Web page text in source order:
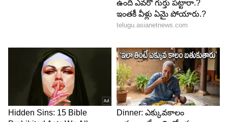
Image Credit : Our Own
రాజకీయ విమర్శలు
అలాంటి హీరోలు ఇద్దరు ముగ్గురు ఇండస్ట్రీలో ఉన్నారు.
అందరూ టాప్ హీరోలే అంటూ విజయశాంతి ఆసక్తికర